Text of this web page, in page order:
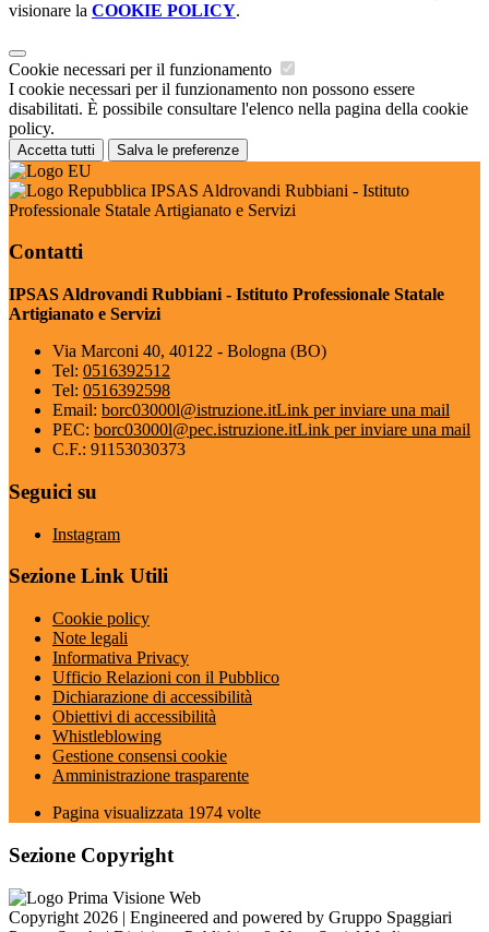
visionare la COOKIE POLICY.
Cookie necessari per il funzionamento
I cookie necessari per il funzionamento non possono essere
disabilitati. È possibile consultare l'elenco nella pagina della cookie
policy.
Accetta tutti Salva le preferenze
IPSAS Aldrovandi Rubbiani - Istituto
Professionale Statale Artigianato e Servizi
Contatti
IPSAS Aldrovandi Rubbiani - Istituto Professionale Statale
Artigianato e Servizi
Via Marconi 40, 40122 - Bologna (BO)
Tel: 0516392512
Tel: 0516392598
Email: borc03000l@istruzione.itLink per inviare una mail
PEC: borc03000l@pec.istruzione.itLink per inviare una mail
C.F.: 91153030373
Seguici su
Instagram
Sezione Link Utili
Cookie policy
Note legali
Informativa Privacy
Ufficio Relazioni con il Pubblico
Dichiarazione di accessibilità
Obiettivi di accessibilità
Whistleblowing
Gestione consensi cookie
Amministrazione trasparente
Pagina visualizzata 1974 volte
Sezione Copyright
Copyright 2026 | Engineered and powered by Gruppo Spaggiari